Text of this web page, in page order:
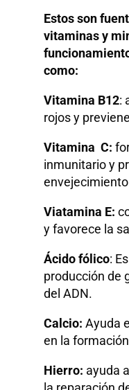
Estos son
vitaminas y
como:
Vitamina B12:
rojos y
Vitamina C:
inmunitario y
Viatamina E:
y favorece la
Ácido fólico:
producción de
del ADN.
Calcio:Ayuda
en la
Hierro: ayuda